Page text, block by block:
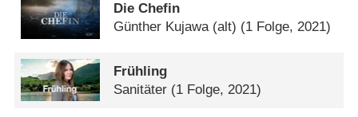
Die Chefin
Günther Kujawa (alt) (1 Folge, 2021)
Frühling
Sanitäter (1 Folge, 2021)